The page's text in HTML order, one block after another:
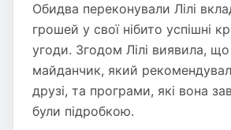
Обидва переконували Лілі
грошей у свої нібито успішні
угоди. Згодом Лілі виявила,
майданчик, який
друзі, та програми, які вона
були підробкою.